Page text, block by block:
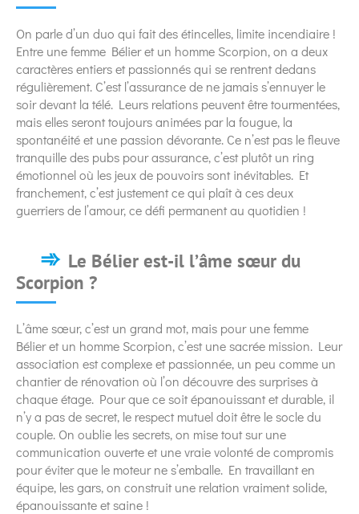
On parle d’un duo qui fait des étincelles, limite incendiaire !
Entre une femme Bélier et un homme Scorpion, on a deux
caractères entiers et passionnés qui se rentrent dedans
régulièrement. C’est l’assurance de ne jamais s’ennuyer le
soir devant la télé. Leurs relations peuvent être tourmentées,
mais elles seront toujours animées par la fougue, la
spontanéité et une passion dévorante. Ce n’est pas le fleuve
tranquille des pubs pour assurance, c’est plutôt un ring
émotionnel où les jeux de pouvoirs sont inévitables. Et
franchement, c’est justement ce qui plaît à ces deux
guerriers de l’amour, ce défi permanent au quotidien !
Le Bélier est-il l’âme sœur du
Scorpion ?
L’âme sœur, c’est un grand mot, mais pour une femme
Bélier et un homme Scorpion, c’est une sacrée mission. Leur
association est complexe et passionnée, un peu comme un
chantier de rénovation où l’on découvre des surprises à
chaque étage. Pour que ce soit épanouissant et durable, il
n’y a pas de secret, le respect mutuel doit être le socle du
couple. On oublie les secrets, on mise tout sur une
communication ouverte et une vraie volonté de compromis
pour éviter que le moteur ne s’emballe. En travaillant en
équipe, les gars, on construit une relation vraiment solide,
épanouissante et saine !